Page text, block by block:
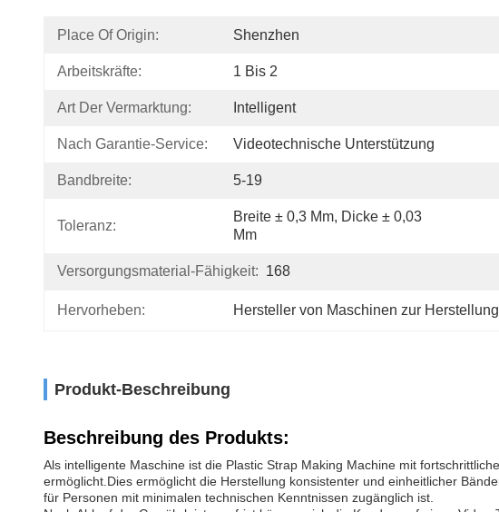
Place Of Origin: Shenzhen
Arbeitskräfte: 1 Bis 2
Art Der Vermarktung: Intelligent
Nach Garantie-Service: Videotechnische Unterstützung
Bandbreite: 5-19
Toleranz:
Breite ± 0,3 Mm, Dicke ± 0,03
Mm
Versorgungsmaterial-Fähigkeit: 168
Hervorheben: Hersteller von Maschinen zur
Produkt-Beschreibung
Beschreibung des Produkts:
Als intelligente Maschine ist die Plastic Strap Making Machine mit
ermöglicht.Dies ermöglicht die Herstellung konsistenter und einheitlicher
für Personen mit minimalen technischen Kenntnissen zugänglich ist.